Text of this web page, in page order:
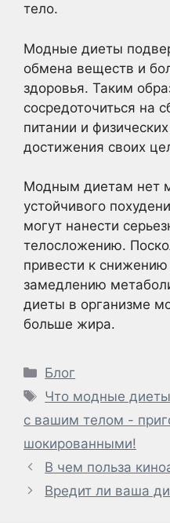
тело.
Модные диеты
обмена веществ и
здоровья. Таким
сосредоточиться на
питании и
достижения своих
Модным диетам нет
устойчивого
могут нанести
телосложению.
привести к
замедлению
диеты в организме
больше жира.
Рубрики
Блог
Метки
Что модные
с вашим телом -
шокированными!
В чем польза
Вредит ли ваша